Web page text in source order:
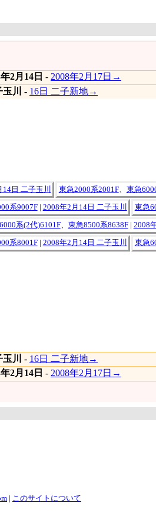
2月14日 - 2008年2月17日→
川 - 16日 二子新地→
日 二子玉川 東急2000系2001F、 東急
系9007F| 2008年2月14日 二子玉川 東急
系(2代)6101F、 東急8500系8638F| 2008
系8001F| 2008年2月14日 二子玉川 東急
川 - 16日 二子新地→
2月14日 - 2008年2月17日→
| このサイトについて